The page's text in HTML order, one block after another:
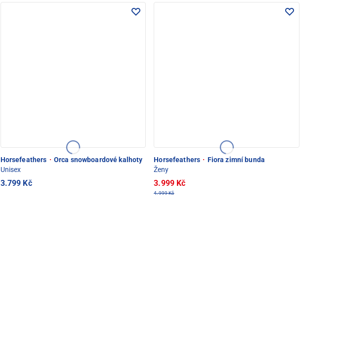
Horsefeathers · Orca snowboardové kalhoty
Unisex
3.799 Kč
Horsefeathers · Fiora zimní bunda
Ženy
3.999 Kč
4.999 Kč